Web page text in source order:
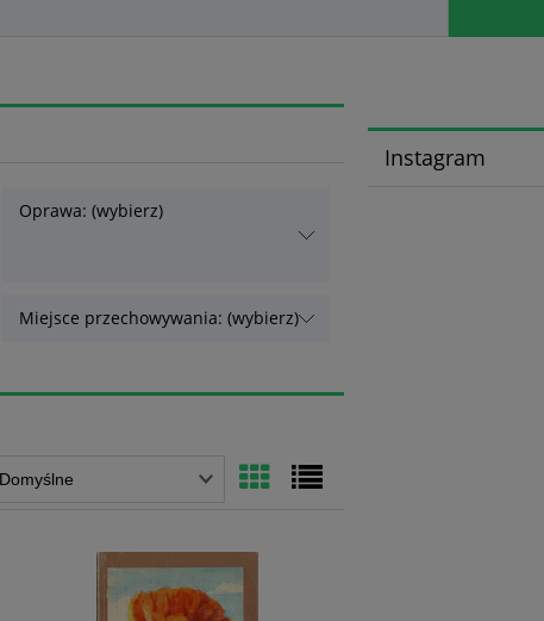
Oprawa: (wybierz)
Miejsce przechowywania: (wybierz)
Instagram